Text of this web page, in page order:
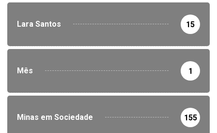
Lara Santos 15
Mês 1
Minas em Sociedade 155